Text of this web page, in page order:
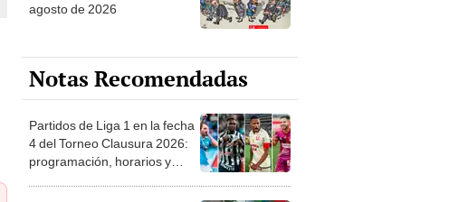
agosto de 2026
Notas Recomendadas
Partidos de Liga 1 en la fecha
4 del Torneo Clausura 2026:
programación, horarios y